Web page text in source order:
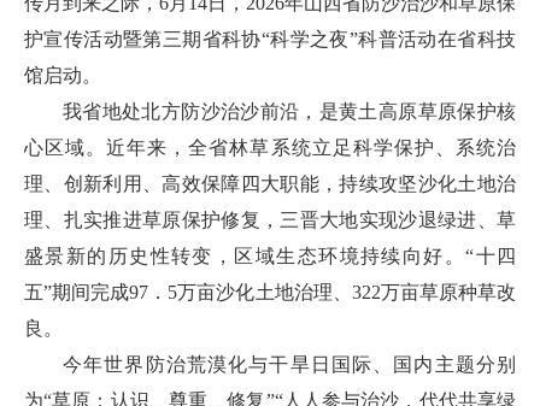
护宣传活动暨第三期省科协“科学之夜”科普活动在省科技
馆启动。
我省地处北方防沙治沙前沿，是黄土高原草原保护核
心区域。近年来，全省林草系统立足科学保护、系统治
理、创新利用、高效保障四大职能，持续攻坚沙化土地治
理、扎实推进草原保护修复，三晋大地实现沙退绿进、草
盛景新的历史性转变，区域生态环境持续向好。“十四
五”期间完成97．5万亩沙化土地治理、322万亩草原种草改
良。
今年世界防治荒漠化与干旱日国际、国内主题分别
为“草原：认识、尊重、修复”“人人参与治沙，代代共享绿